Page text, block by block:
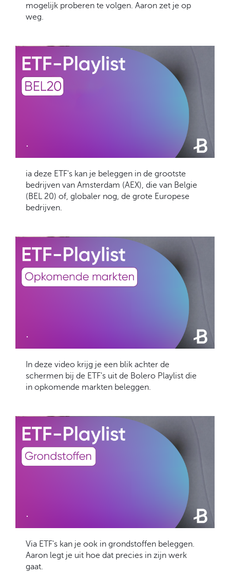
mogelijk proberen te volgen. Aaron zet je op
weg.
.
ia deze ETF's kan je beleggen in de grootste
bedrijven van Amsterdam (AEX), die van Belgie
(BEL 20) of, globaler nog, de grote Europese
bedrijven.
.
In deze video krijg je een blik achter de
schermen bij de ETF's uit de Bolero Playlist die
in opkomende markten beleggen.
.
Via ETF's kan je ook in grondstoffen beleggen.
Aaron legt je uit hoe dat precies in zijn werk
gaat.